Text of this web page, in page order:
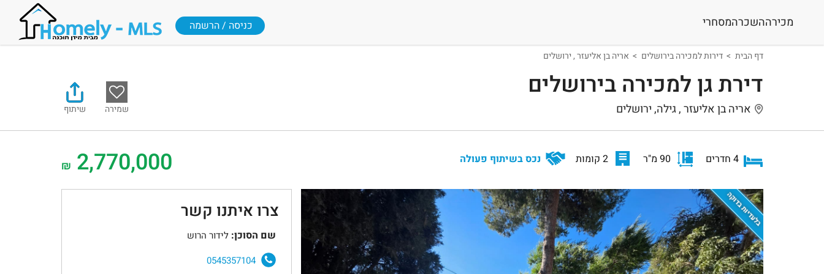
מכירההשכרהמסחרי כניסה / הרשמה
דף הבית דירות למכירה בירושלים אריה בן אליעזר , ירושלים
דירת גן למכירה בירושלים
אריה בן אליעזר , גילה, ירושלים שמירה שיתוף
2,770,000
₪ 4 חדרים 90 מ"ר 2 קומות נכס בשיתוף פעולה
צרו איתנו קשר
שם הסוכן: לידור הרוש
0545357104
בלעדיות בדוקה